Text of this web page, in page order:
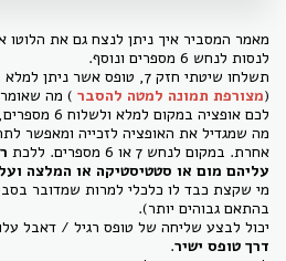
מאמר המסביר איך ניתן לנצח גם את
לנסות לנחש 6 מספרים ונוסף.
תשלחו שיטתי חזק 7, טופס אשר
(מצורפת תמונה למטה להסבר ) מה
מה שמגדיל את האופציה לזכייה ומאפשר
אחרת. במקום לנחש 7 או 6 מספרים. ללכת
עליהם מום או סטטיסטיקה או המלצה
בהתאם גבוהים יותר).
יכול לבצע שליחה של טופס רגיל / דאבל
דרך טופס ישיר.